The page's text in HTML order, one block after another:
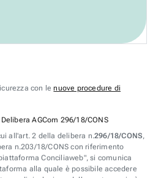
con lenuove procedure di
AGCom 296/18/CONS
all'art. 2 della delibera n.296/18/CONS,
n.203/18/CONS con riferimento
Conciliaweb", si comunica
alla quale è possibile accedere